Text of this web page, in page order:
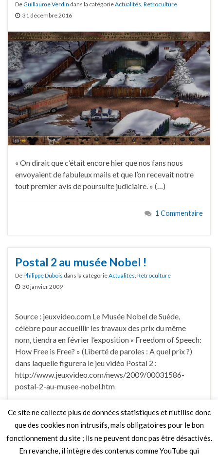
DeGuillaume Verdin dans la catégorieActualités, Retroculture
31 décembre 2016
« On dirait que c’était encore hier que nos fans nous
envoyaient de fabuleux mails et que l’on recevait notre
tout premier avis de poursuite judiciaire. » (…)
1 Commentaire
Postal 2 au musée Nobel !
DePhilippe Dubois dans la catégorieActualités, Retroculture
30 janvier 2009
Source : jeuxvideo.com Le Musée Nobel de Suède,
célèbre pour accueillir les travaux des prix du même
nom, tiendra en février l’exposition « Freedom of Speech:
How Free is Free? » (Liberté de paroles : A quel prix ?)
dans laquelle figurera le jeu vidéo Postal 2 :
http://www.jeuxvideo.com/news/2009/00031586-
postal-2-au-musee-nobel.htm
Faire un commentaire
Ce site ne collecte plus de données statistiques et n'utilise donc
que des cookies non intrusifs, mais obligatoires pour le bon
fonctionnement du site ; ils ne peuvent donc pas être désactivés.
En revanche, il intègre des contenus comme YouTube qui